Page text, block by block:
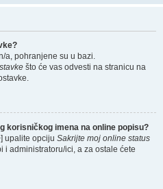
a, pohranjene su u bazi.
što će vas odvesti na stranicu na
korisničkog imena na online popisu?
] upalite opciju Sakrijte moj online status
i administratoru/ici, a za ostale ćete